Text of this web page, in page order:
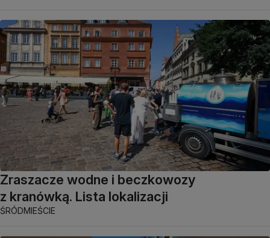
Zraszacze wodne i beczkowozy
z kranówką. Lista lokalizacji
ŚRÓDMIEŚCIE